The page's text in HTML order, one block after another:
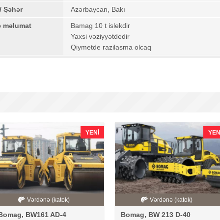
Şəhər Azərbaycan, Bakı
məlumat
Bamag 10 t islekdir
Yaxsi vəziyyətdedir
Qiymetde razilasma olcaq
YENI
Vərdənə (katok)
BW161 AD-4
Vərdənə (katok)
Bomag, BW 213 D-40